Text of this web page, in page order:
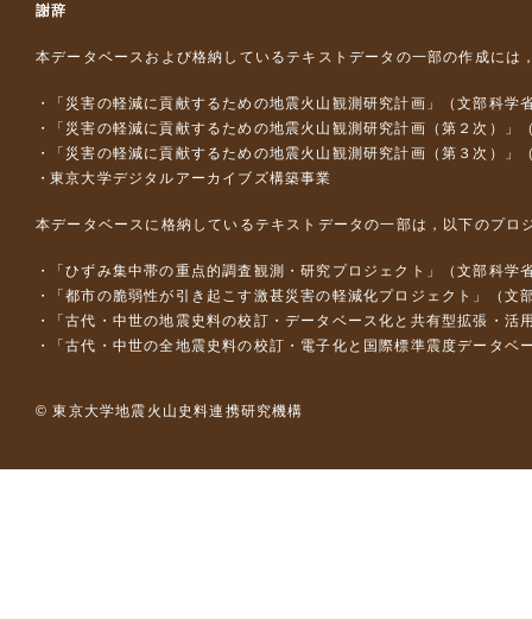
謝辞
本データベースおよび格納しているテキストデータの一部の作成には
「災害の軽減に貢献するための地震火山観測研究計画」（文部科学
「災害の軽減に貢献するための地震火山観測研究計画（第２次）」
「災害の軽減に貢献するための地震火山観測研究計画（第３次）」
東京大学デジタルアーカイブズ構築事業
本データベースに格納しているテキストデータの一部は，以下のプロ
「ひずみ集中帯の重点的調査観測・研究プロジェクト」（文部科
「都市の脆弱性が引き起こす激甚災害の軽減化プロジェクト」（
「古代・中世の地震史料の校訂・データベース化と共有型拡張・
「古代・中世の全地震史料の校訂・電子化と国際標準震度データ
© 東京大学地震火山史料連携研究機構